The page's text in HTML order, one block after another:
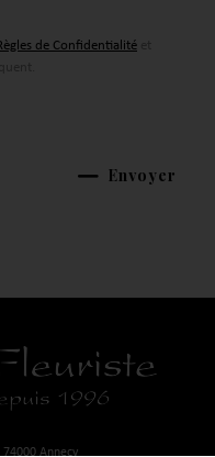
de Confidentialité
Envoyer
Annecy